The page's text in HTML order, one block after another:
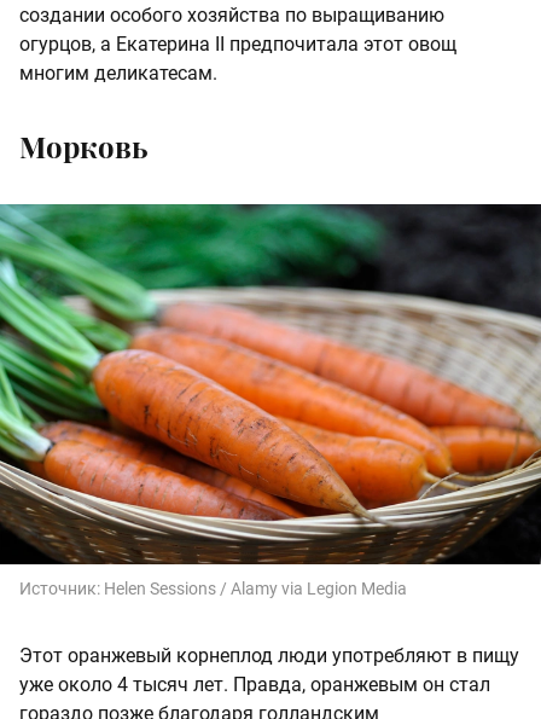
создании особого хозяйства по выращиванию
огурцов, а Екатерина II предпочитала этот овощ
многим деликатесам.
Морковь
Источник: Helen Sessions / Alamy via Legion Media
Этот оранжевый корнеплод люди употребляют в пищу
уже около 4 тысяч лет. Правда, оранжевым он стал
гораздо позже благодаря голландским